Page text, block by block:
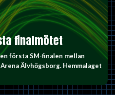
finalmötet
första SM-finalen mellan
Älvhögsborg. Hemmalaget